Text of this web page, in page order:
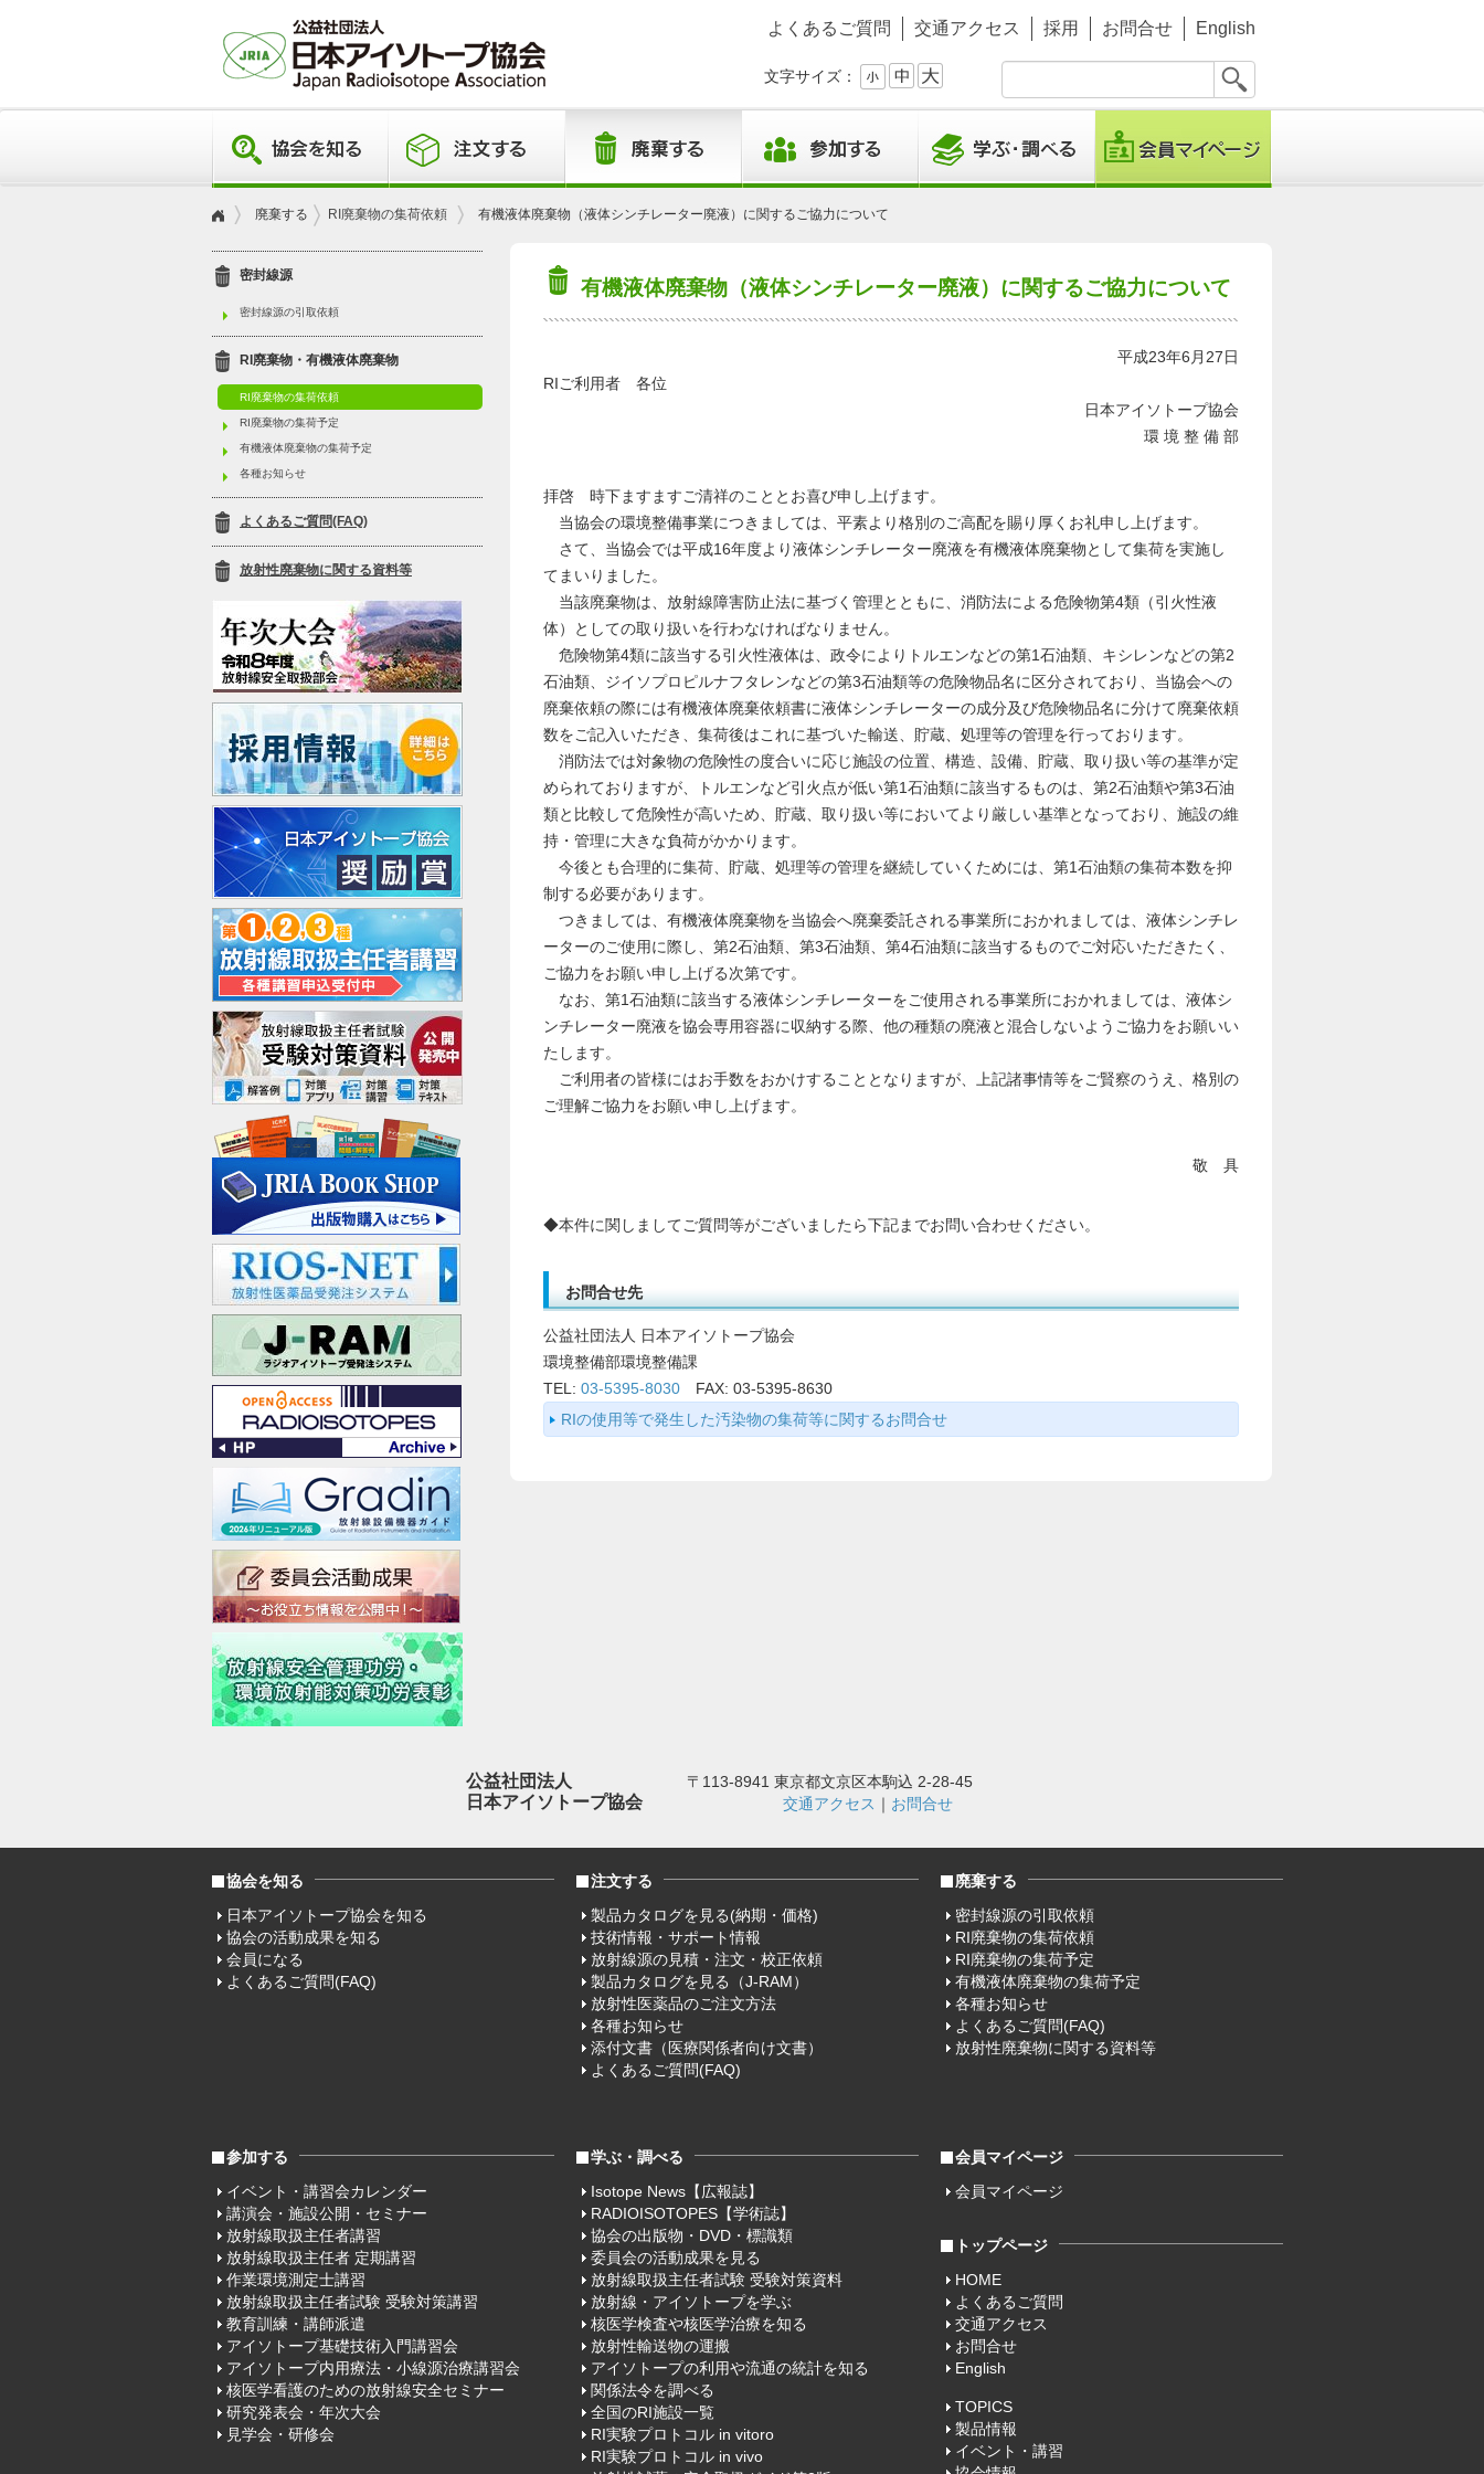
よくあるご質問 交通アクセス 採用 お問合せ English
文字サイズ：
廃棄する RI廃棄物の集荷依頼 有機液体廃棄物（液体シンチレーター廃液）に関するご協力について
有機液体廃棄物（液体シンチレーター廃液）に関するご協力について
平成23年6月27日
RIご利用者 各位
日本アイソトープ協会
環 境 整 備 部
拝啓 時下ますますご清祥のこととお喜び申し上げます。
当協会の環境整備事業につきましては、平素より格別のご高配を賜り厚くお礼申し上げます。
さて、当協会では平成16年度より液体シンチレーター廃液を有機液体廃棄物として集荷を実施し
てまいりました。
当該廃棄物は、放射線障害防止法に基づく管理とともに、消防法による危険物第4類（引火性液
体）としての取り扱いを行わなければなりません。
危険物第4類に該当する引火性液体は、政令によりトルエンなどの第1石油類、キシレンなどの第2
石油類、ジイソプロピルナフタレンなどの第3石油類等の危険物品名に区分されており、当協会への
廃棄依頼の際には有機液体廃棄依頼書に液体シンチレーターの成分及び危険物品名に分けて廃棄依頼
数をご記入いただき、集荷後はこれに基づいた輸送、貯蔵、処理等の管理を行っております。
消防法では対象物の危険性の度合いに応じ施設の位置、構造、設備、貯蔵、取り扱い等の基準が定
められておりますが、トルエンなど引火点が低い第1石油類に該当するものは、第2石油類や第3石油
類と比較して危険性が高いため、貯蔵、取り扱い等においてより厳しい基準となっており、施設の維
持・管理に大きな負荷がかかります。
今後とも合理的に集荷、貯蔵、処理等の管理を継続していくためには、第1石油類の集荷本数を抑
制する必要があります。
つきましては、有機液体廃棄物を当協会へ廃棄委託される事業所におかれましては、液体シンチレ
ーターのご使用に際し、第2石油類、第3石油類、第4石油類に該当するものでご対応いただきたく、
ご協力をお願い申し上げる次第です。
なお、第1石油類に該当する液体シンチレーターをご使用される事業所におかれましては、液体シ
ンチレーター廃液を協会専用容器に収納する際、他の種類の廃液と混合しないようご協力をお願いい
たします。
ご利用者の皆様にはお手数をおかけすることとなりますが、上記諸事情等をご賢察のうえ、格別の
ご理解ご協力をお願い申し上げます。
敬 具
◆本件に関しましてご質問等がございましたら下記までお問い合わせください。
お問合せ先
公益社団法人 日本アイソトープ協会
環境整備部環境整備課
TEL: 03-5395-8030 FAX: 03-5395-8630
RIの使用等で発生した汚染物の集荷等に関するお問合せ
密封線源
密封線源の引取依頼
RI廃棄物・有機液体廃棄物
RI廃棄物の集荷依頼
RI廃棄物の集荷予定
有機液体廃棄物の集荷予定
各種お知らせ
よくあるご質問(FAQ)
放射性廃棄物に関する資料等
公益社団法人
日本アイソトープ協会
〒113-8941 東京都文京区本駒込 2-28-45
交通アクセス ｜ お問合せ
協会を知る
日本アイソトープ協会を知る
協会の活動成果を知る
会員になる
よくあるご質問(FAQ)
注文する
製品カタログを見る(納期・価格)
技術情報・サポート情報
放射線源の見積・注文・校正依頼
製品カタログを見る（J-RAM）
放射性医薬品のご注文方法
各種お知らせ
添付文書（医療関係者向け文書）
よくあるご質問(FAQ)
廃棄する
密封線源の引取依頼
RI廃棄物の集荷依頼
RI廃棄物の集荷予定
有機液体廃棄物の集荷予定
各種お知らせ
よくあるご質問(FAQ)
放射性廃棄物に関する資料等
参加する
イベント・講習会カレンダー
講演会・施設公開・セミナー
放射線取扱主任者講習
放射線取扱主任者 定期講習
作業環境測定士講習
放射線取扱主任者試験 受験対策講習
教育訓練・講師派遣
アイソトープ基礎技術入門講習会
アイソトープ内用療法・小線源治療講習会
核医学看護のための放射線安全セミナー
研究発表会・年次大会
見学会・研修会
学ぶ・調べる
Isotope News【広報誌】
RADIOISOTOPES【学術誌】
協会の出版物・DVD・標識類
委員会の活動成果を見る
放射線取扱主任者試験 受験対策資料
放射線・アイソトープを学ぶ
核医学検査や核医学治療を知る
放射性輸送物の運搬
アイソトープの利用や流通の統計を知る
関係法令を調べる
全国のRI施設一覧
RI実験プロトコル in vitoro
RI実験プロトコル in vivo
会員マイページ
会員マイページ
トップページ
HOME
よくあるご質問
交通アクセス
お問合せ
English
TOPICS
製品情報
イベント・講習